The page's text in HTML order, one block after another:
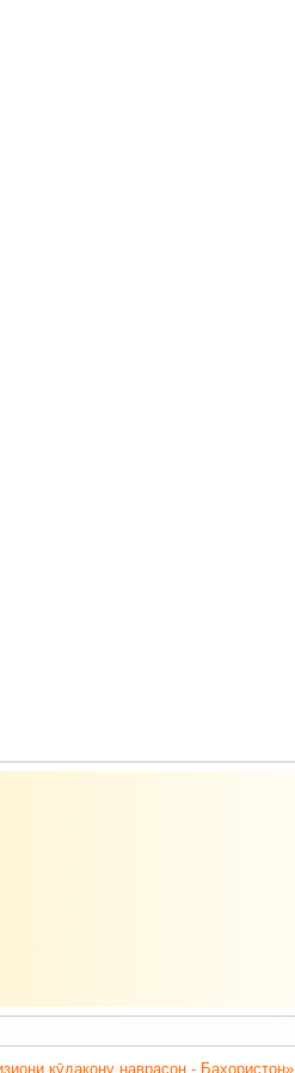
кӯдакону наврасон - Баҳористон».